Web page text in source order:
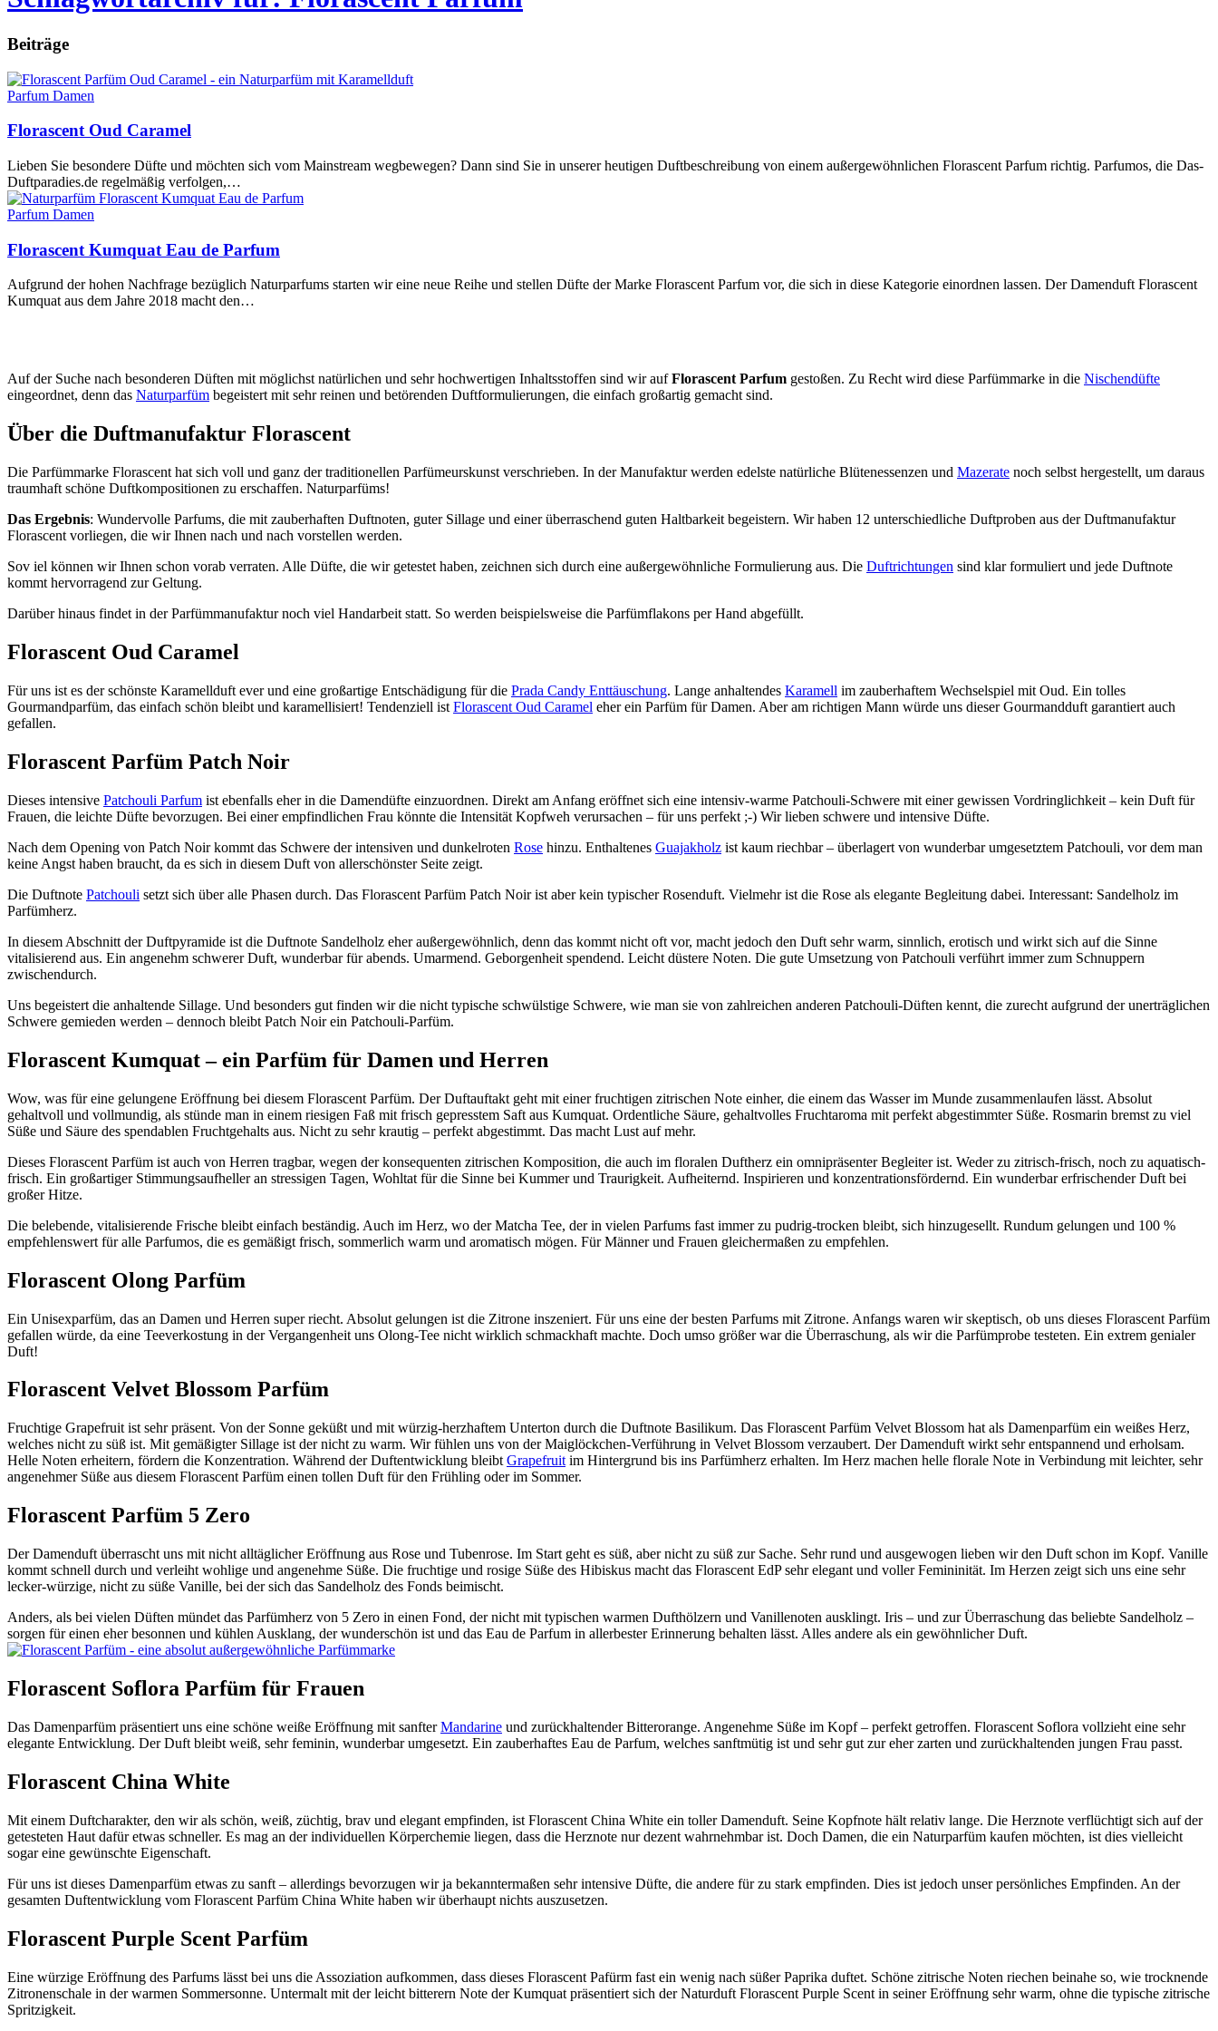
Beiträge
Parfum Damen
Florascent Oud Caramel
Lieben Sie besondere Düfte und möchten sich vom Mainstream wegbewegen? Dann sind Sie in unserer heutigen Duftbeschreibung von einem außergewöhnlichen Florascent Parfum richtig. Parfumos, die Das-
Duftparadies.de regelmäßig verfolgen,…
Parfum Damen
Florascent Kumquat Eau de Parfum
Aufgrund der hohen Nachfrage bezüglich Naturparfums starten wir eine neue Reihe und stellen Düfte der Marke Florascent Parfum vor, die sich in diese Kategorie einordnen lassen. Der Damenduft Florascent
Kumquat aus dem Jahre 2018 macht den…
Auf der Suche nach besonderen Düften mit möglichst natürlichen und sehr hochwertigen Inhaltsstoffen sind wir aufFlorascent Parfum gestoßen. Zu Recht wird diese Parfümmarke in die Nischendüfte
eingeordnet, denn das Naturparfüm begeistert mit sehr reinen und betörenden Duftformulierungen, die einfach großartig gemacht sind.
Über die Duftmanufaktur Florascent
Die Parfümmarke Florascent hat sich voll und ganz der traditionellen Parfümeurskunst verschrieben. In der Manufaktur werden edelste natürliche Blütenessenzen und Mazerate noch selbst hergestellt, um daraus
traumhaft schöne Duftkompositionen zu erschaffen. Naturparfüms!
Das Ergebnis: Wundervolle Parfums, die mit zauberhaften Duftnoten, guter Sillage und einer überraschend guten Haltbarkeit begeistern. Wir haben 12 unterschiedliche Duftproben aus der Duftmanufaktur
Florascent vorliegen, die wir Ihnen nach und nach vorstellen werden.
Sov iel können wir Ihnen schon vorab verraten. Alle Düfte, die wir getestet haben, zeichnen sich durch eine außergewöhnliche Formulierung aus. Die Duftrichtungen sind klar formuliert und jede Duftnote
kommt hervorragend zur Geltung.
Darüber hinaus findet in der Parfümmanufaktur noch viel Handarbeit statt. So werden beispielsweise die Parfümflakons per Hand abgefüllt.
Florascent Oud Caramel
Für uns ist es der schönste Karamellduft ever und eine großartige Entschädigung für die Prada Candy Enttäuschung. Lange anhaltendes Karamell im zauberhaftem Wechselspiel mit Oud. Ein tolles
Gourmandparfüm, das einfach schön bleibt und karamellisiert! Tendenziell ist Florascent Oud Caramel eher ein Parfüm für Damen. Aber am richtigen Mann würde uns dieser Gourmandduft garantiert auch
gefallen.
Florascent Parfüm Patch Noir
Dieses intensive Patchouli Parfum ist ebenfalls eher in die Damendüfte einzuordnen. Direkt am Anfang eröffnet sich eine intensiv-warme Patchouli-Schwere mit einer gewissen Vordringlichkeit – kein Duft für
Frauen, die leichte Düfte bevorzugen. Bei einer empfindlichen Frau könnte die Intensität Kopfweh verursachen – für uns perfekt ;-) Wir lieben schwere und intensive Düfte.
Nach dem Opening von Patch Noir kommt das Schwere der intensiven und dunkelroten Rose hinzu. Enthaltenes Guajakholz ist kaum riechbar – überlagert von wunderbar umgesetztem Patchouli, vor dem man
keine Angst haben braucht, da es sich in diesem Duft von allerschönster Seite zeigt.
Die Duftnote Patchouli setzt sich über alle Phasen durch. Das Florascent Parfüm Patch Noir ist aber kein typischer Rosenduft. Vielmehr ist die Rose als elegante Begleitung dabei. Interessant: Sandelholz im
Parfümherz.
In diesem Abschnitt der Duftpyramide ist die Duftnote Sandelholz eher außergewöhnlich, denn das kommt nicht oft vor, macht jedoch den Duft sehr warm, sinnlich, erotisch und wirkt sich auf die Sinne
vitalisierend aus. Ein angenehm schwerer Duft, wunderbar für abends. Umarmend. Geborgenheit spendend. Leicht düstere Noten. Die gute Umsetzung von Patchouli verführt immer zum Schnuppern
zwischendurch.
Uns begeistert die anhaltende Sillage. Und besonders gut finden wir die nicht typische schwülstige Schwere, wie man sie von zahlreichen anderen Patchouli-Düften kennt, die zurecht aufgrund der unerträglichen
Schwere gemieden werden – dennoch bleibt Patch Noir ein Patchouli-Parfüm.
Florascent Kumquat – ein Parfüm für Damen und Herren
Wow, was für eine gelungene Eröffnung bei diesem Florascent Parfüm. Der Duftauftakt geht mit einer fruchtigen zitrischen Note einher, die einem das Wasser im Munde zusammenlaufen lässt. Absolut
gehaltvoll und vollmundig, als stünde man in einem riesigen Faß mit frisch gepresstem Saft aus Kumquat. Ordentliche Säure, gehaltvolles Fruchtaroma mit perfekt abgestimmter Süße. Rosmarin bremst zu viel
Süße und Säure des spendablen Fruchtgehalts aus. Nicht zu sehr krautig – perfekt abgestimmt. Das macht Lust auf mehr.
Dieses Florascent Parfüm ist auch von Herren tragbar, wegen der konsequenten zitrischen Komposition, die auch im floralen Duftherz ein omnipräsenter Begleiter ist. Weder zu zitrisch-frisch, noch zu aquatisch-
frisch. Ein großartiger Stimmungsaufheller an stressigen Tagen, Wohltat für die Sinne bei Kummer und Traurigkeit. Aufheiternd. Inspirieren und konzentrationsfördernd. Ein wunderbar erfrischender Duft bei
großer Hitze.
Die belebende, vitalisierende Frische bleibt einfach beständig. Auch im Herz, wo der Matcha Tee, der in vielen Parfums fast immer zu pudrig-trocken bleibt, sich hinzugesellt. Rundum gelungen und 100 %
empfehlenswert für alle Parfumos, die es gemäßigt frisch, sommerlich warm und aromatisch mögen. Für Männer und Frauen gleichermaßen zu empfehlen.
Florascent Olong Parfüm
Ein Unisexparfüm, das an Damen und Herren super riecht. Absolut gelungen ist die Zitrone inszeniert. Für uns eine der besten Parfums mit Zitrone. Anfangs waren wir skeptisch, ob uns dieses Florascent Parfüm
gefallen würde, da eine Teeverkostung in der Vergangenheit uns Olong-Tee nicht wirklich schmackhaft machte. Doch umso größer war die Überraschung, als wir die Parfümprobe testeten. Ein extrem genialer
Duft!
Florascent Velvet Blossom Parfüm
Fruchtige Grapefruit ist sehr präsent. Von der Sonne geküßt und mit würzig-herzhaftem Unterton durch die Duftnote Basilikum. Das Florascent Parfüm Velvet Blossom hat als Damenparfüm ein weißes Herz,
welches nicht zu süß ist. Mit gemäßigter Sillage ist der nicht zu warm. Wir fühlen uns von der Maiglöckchen-Verführung in Velvet Blossom verzaubert. Der Damenduft wirkt sehr entspannend und erholsam.
Helle Noten erheitern, fördern die Konzentration. Während der Duftentwicklung bleibt Grapefruit im Hintergrund bis ins Parfümherz erhalten. Im Herz machen helle florale Note in Verbindung mit leichter, sehr
angenehmer Süße aus diesem Florascent Parfüm einen tollen Duft für den Frühling oder im Sommer.
Florascent Parfüm 5 Zero
Der Damenduft überrascht uns mit nicht alltäglicher Eröffnung aus Rose und Tubenrose. Im Start geht es süß, aber nicht zu süß zur Sache. Sehr rund und ausgewogen lieben wir den Duft schon im Kopf. Vanille
kommt schnell durch und verleiht wohlige und angenehme Süße. Die fruchtige und rosige Süße des Hibiskus macht das Florascent EdP sehr elegant und voller Femininität. Im Herzen zeigt sich uns eine sehr
lecker-würzige, nicht zu süße Vanille, bei der sich das Sandelholz des Fonds beimischt.
Anders, als bei vielen Düften mündet das Parfümherz von 5 Zero in einen Fond, der nicht mit typischen warmen Dufthölzern und Vanillenoten ausklingt. Iris – und zur Überraschung das beliebte Sandelholz –
sorgen für einen eher besonnen und kühlen Ausklang, der wunderschön ist und das Eau de Parfum in allerbester Erinnerung behalten lässt. Alles andere als ein gewöhnlicher Duft.
Florascent Soflora Parfüm für Frauen
Das Damenparfüm präsentiert uns eine schöne weiße Eröffnung mit sanfterMandarine und zurückhaltender Bitterorange. Angenehme Süße im Kopf – perfekt getroffen. Florascent Soflora vollzieht eine sehr
elegante Entwicklung. Der Duft bleibt weiß, sehr feminin, wunderbar umgesetzt. Ein zauberhaftes Eau de Parfum, welches sanftmütig ist und sehr gut zur eher zarten und zurückhaltenden jungen Frau passt.
Florascent China White
Mit einem Duftcharakter, den wir als schön, weiß, züchtig, brav und elegant empfinden, ist Florascent China White ein toller Damenduft. Seine Kopfnote hält relativ lange. Die Herznote verflüchtigt sich auf der
getesteten Haut dafür etwas schneller. Es mag an der individuellen Körperchemie liegen, dass die Herznote nur dezent wahrnehmbar ist. Doch Damen, die ein Naturparfüm kaufen möchten, ist dies vielleicht
sogar eine gewünschte Eigenschaft.
Für uns ist dieses Damenparfüm etwas zu sanft – allerdings bevorzugen wir ja bekanntermaßen sehr intensive Düfte, die andere für zu stark empfinden. Dies ist jedoch unser persönliches Empfinden. An der
gesamten Duftentwicklung vom Florascent Parfüm China White haben wir überhaupt nichts auszusetzen.
Florascent Purple Scent Parfüm
Eine würzige Eröffnung des Parfums lässt bei uns die Assoziation aufkommen, dass dieses Florascent Pafürm fast ein wenig nach süßer Paprika duftet. Schöne zitrische Noten riechen beinahe so, wie trocknende
Zitronenschale in der warmen Sommersonne. Untermalt mit der leicht bitterern Note der Kumquat präsentiert sich der Naturduft Florascent Purple Scent in seiner Eröffnung sehr warm, ohne die typische zitrische
Spritzigkeit.